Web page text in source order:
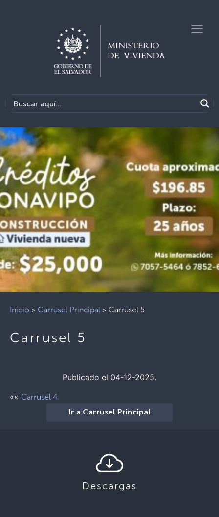
Inicio > Carrusel Principal > Carrusel 5
Carrusel 5
Publicado el 04-12-2025.
«« Carrusel 4
Ir a Carrusel Principal
Descargas